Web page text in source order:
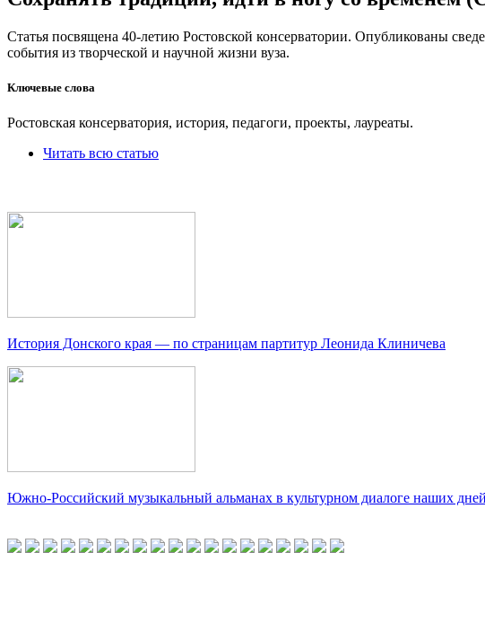
Статья посвящена 40-летию Ростовской консерватории. Опубликованы
события из творческой и научной жизни вуза.
Ключевые слова
Ростовская консерватория, история, педагоги, проекты, лауреаты.
Читать всю статью
История Донского края — по страницам партитур Леонида Клиничева
Южно-Российский музыкальный альманах в культурном диалоге наших дней